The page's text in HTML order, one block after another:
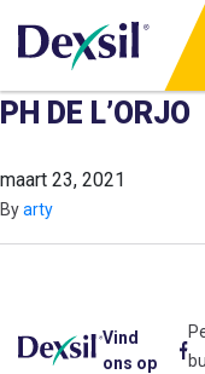
PH DE L’ORJO
maart 23, 2021
Byarty
Vind
ons op